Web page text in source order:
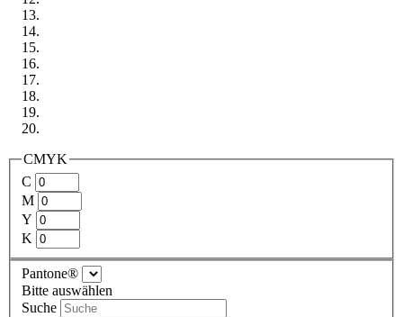
CMYK
C
M
Y
K
Pantone®
Bitte auswählen
Suche